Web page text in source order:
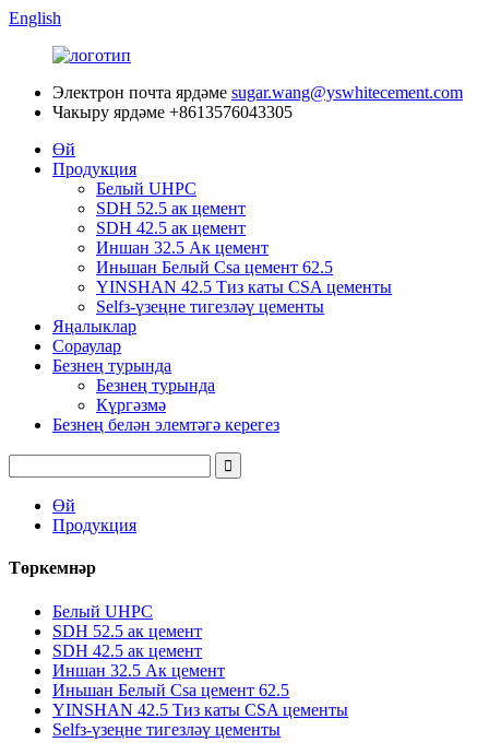
English
Электрон почта ярдәме sugar.wang@yswhitecement.com
Чакыру ярдәме +8613576043305
Өй
Продукция
Белый UHPC
SDH 52.5 ак цемент
SDH 42.5 ак цемент
Иншан 32.5 Ак цемент
Иньшан Белый Csa цемент 62.5
YINSHAN 42.5 Тиз каты CSA цементы
Selfз-үзеңне тигезләү цементы
Яңалыклар
Сораулар
Безнең турында
Безнең турында
Күргәзмә
Безнең белән элемтәгә керегез
Өй
Продукция
Төркемнәр
Белый UHPC
SDH 52.5 ак цемент
SDH 42.5 ак цемент
Иншан 32.5 Ак цемент
Иньшан Белый Csa цемент 62.5
YINSHAN 42.5 Тиз каты CSA цементы
Selfз-үзеңне тигезләү цементы